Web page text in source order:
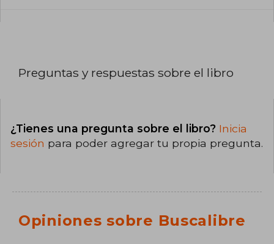
Preguntas y respuestas sobre el libro
¿Tienes una pregunta sobre el libro? Inicia
sesión para poder agregar tu propia pregunta.
Opiniones sobre Buscalibre